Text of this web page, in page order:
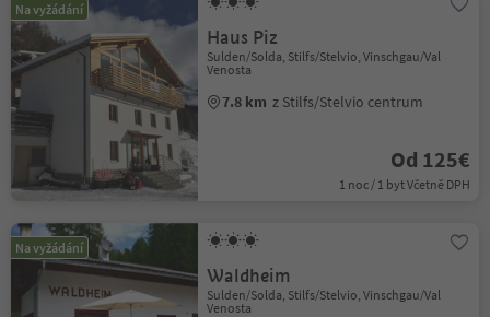
Na vyžádání
Haus Piz
Sulden/Solda, Stilfs/Stelvio, Vinschgau/Val
Venosta
7.8 km z Stilfs/Stelvio centrum
Od 125€
1 noc / 1 byt Včetně DPH
Na vyžádání
Waldheim
Sulden/Solda, Stilfs/Stelvio, Vinschgau/Val
Venosta